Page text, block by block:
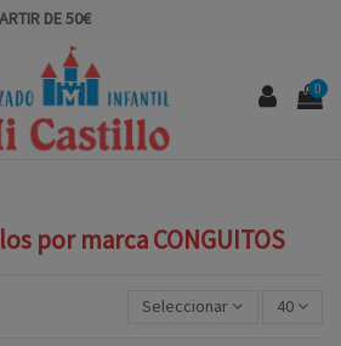
DE 50€
0
por marca CONGUITOS
Seleccionar 40